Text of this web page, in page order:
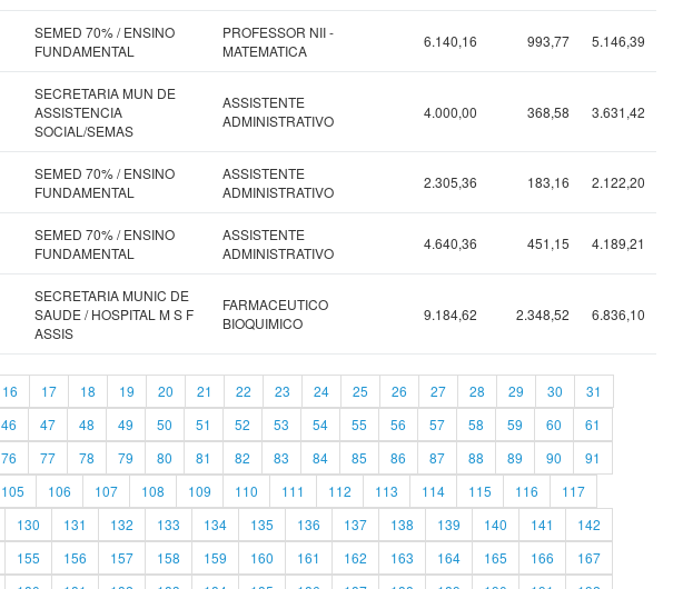
SEMED 70% / ENSINO
FUNDAMENTAL
PROFESSOR NII -
MATEMATICA
6.140,16 993,77 5.146,39
SECRETARIA MUN DE
ASSISTENCIA
SOCIAL/SEMAS
ASSISTENTE
ADMINISTRATIVO
4.000,00 368,58 3.631,42
SEMED 70% / ENSINO
FUNDAMENTAL
ASSISTENTE
ADMINISTRATIVO
2.305,36 183,16 2.122,20
SEMED 70% / ENSINO
FUNDAMENTAL
ASSISTENTE
ADMINISTRATIVO
4.640,36 451,15 4.189,21
SECRETARIA MUNIC DE
SAUDE / HOSPITAL M S F
ASSIS
FARMACEUTICO
BIOQUIMICO
9.184,62 2.348,52 6.836,10
16 17 18 19 20 21 22 23 24 25 26 27 28 29 30
31
46 47 48 49 50 51 52 53 54 55 56 57 58 59 60
61
76 77 78 79 80 81 82 83 84 85 86 87 88 89 90
91
105 106 107 108 109 110 111 112 113 114 115 116
117
130 131 132 133 134 135 136 137 138 139 140 141
142
155 156 157 158 159 160 161 162 163 164 165 166
167